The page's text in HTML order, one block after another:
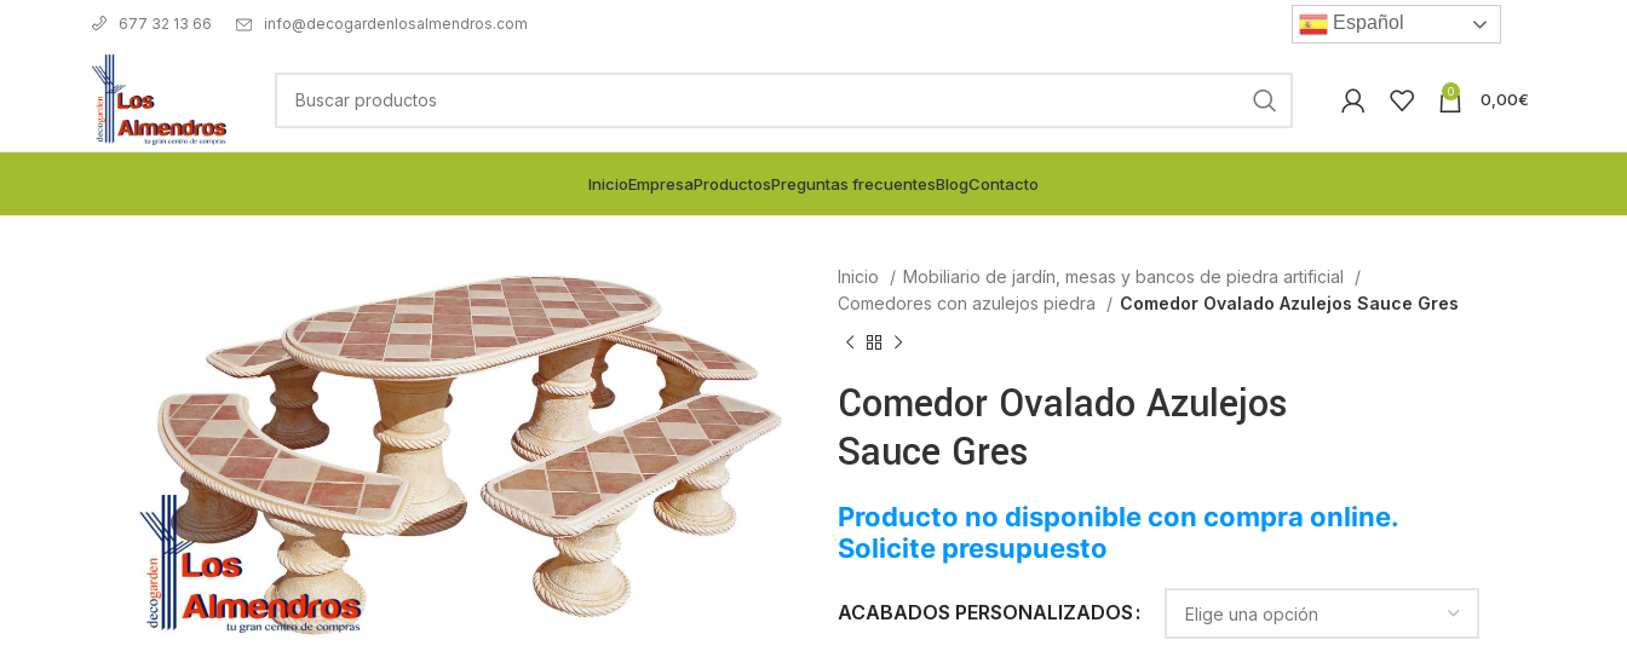
677 32 13 66 info@decogardenlosalmendros.com Español
0 0,00€
InicioEmpresaProductosPreguntas frecuentesBlogContacto
Inicio
Mobiliario de jardín, mesas y bancos de piedra artificial
Comedores con azulejos piedra
Comedor Ovalado Azulejos Sauce Gres
Comedor Ovalado Azulejos
Sauce Gres
Producto no disponible con compra online.
Solicite presupuesto
ACABADOS PERSONALIZADOS